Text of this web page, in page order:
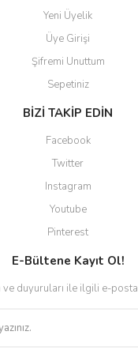
Yeni Üyelik
Üye Girişi
Şifremi Unuttum
Sepetiniz
BİZİ TAKİP EDİN
Facebook
Twitter
Instagram
Youtube
Pinterest
E-Bültene Kayıt Ol!
ve duyuruları ile ilgili e-